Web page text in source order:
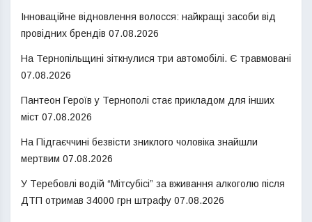
Інноваційне відновлення волосся: найкращі засоби від
провідних брендів 07.08.2026
На Тернопільщині зіткнулися три автомобілі. Є травмовані
07.08.2026
Пантеон Героїв у Тернополі стає прикладом для інших
міст 07.08.2026
На Підгаєччині безвісти зниклого чоловіка знайшли
мертвим 07.08.2026
У Теребовлі водій “Мітсубісі” за вживання алкоголю після
ДТП отримав 34000 грн штрафу 07.08.2026